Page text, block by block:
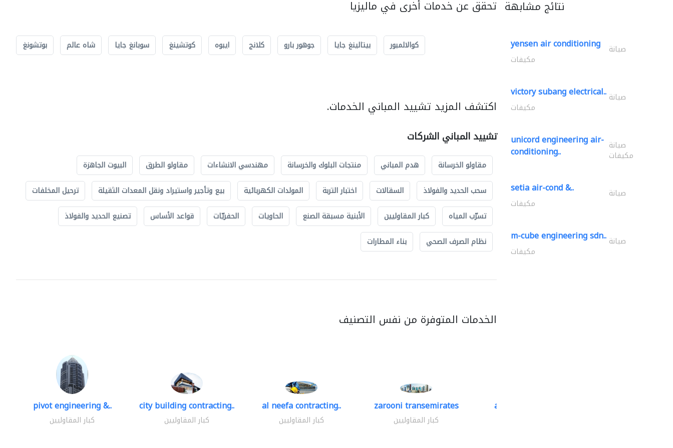
تحقق عن خدمات أخرى في ماليزيا
كوالالمبور بيتالينغ جايا جوهور بارو كلانج ايبوه كوتشينغ سوبانغ جايا شاه عالم بوتشونغ
اكتشف المزيد تشييد المباني الخدمات.
تشييد المباني الشركات
مقاولو الخرسانة هدم المباني منتجات البلوك والخرسانة مهندسي الانشاءات مقاولو الطرق
البيوت الجاهزة
سحب الحديد والفولاذ
السقالات اختبار التربة المولدات الكهربائية بيع وتأجير واستيراد ونقل المعدات الثقيلة
ترحيل المخلفات
تسرّب المياه
كبار المقاوليين الأبنية مسبقة الصنع الحاويات الحفريّات قواعد الأساس
تصنيع الحديد والفولاذ
نظام الصرف الصحي
بناء المطارات
الخدمات المتوفرة من نفس التصنيف
pivot engineering &..
كبار المقاوليين
city building contracting..
كبار المقاوليين
al neefa contracting..
كبار المقاوليين
zarooni transemirates
كبار المقاوليين
accurate bldh cont..
نتائج مشابهة
yensen air conditioning صيانة
مكيفات
victory subang electrical.. صيانة
مكيفات
unicord engineering air-
conditioning.. صيانة
مكيفات
setia air-cond &.. صيانة
مكيفات
m-cube engineering sdn.. صيانة
مكيفات